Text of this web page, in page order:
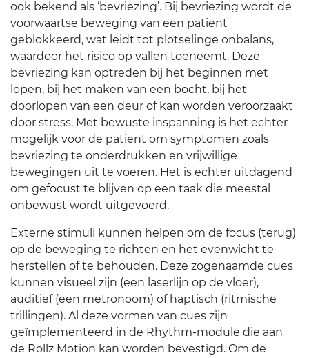
ook bekend als ‘bevriezing’. Bij bevriezing wordt de
voorwaartse beweging van een patiënt
geblokkeerd, wat leidt tot plotselinge onbalans,
waardoor het risico op vallen toeneemt. Deze
bevriezing kan optreden bij het beginnen met
lopen, bij het maken van een bocht, bij het
doorlopen van een deur of kan worden veroorzaakt
door stress. Met bewuste inspanning is het echter
mogelijk voor de patiënt om symptomen zoals
bevriezing te onderdrukken en vrijwillige
bewegingen uit te voeren. Het is echter uitdagend
om gefocust te blijven op een taak die meestal
onbewust wordt uitgevoerd.
Externe stimuli kunnen helpen om de focus (terug)
op de beweging te richten en het evenwicht te
herstellen of te behouden. Deze zogenaamde cues
kunnen visueel zijn (een laserlijn op de vloer),
auditief (een metronoom) of haptisch (ritmische
trillingen). Al deze vormen van cues zijn
geïmplementeerd in de Rhythm-module die aan
de Rollz Motion kan worden bevestigd. Om de